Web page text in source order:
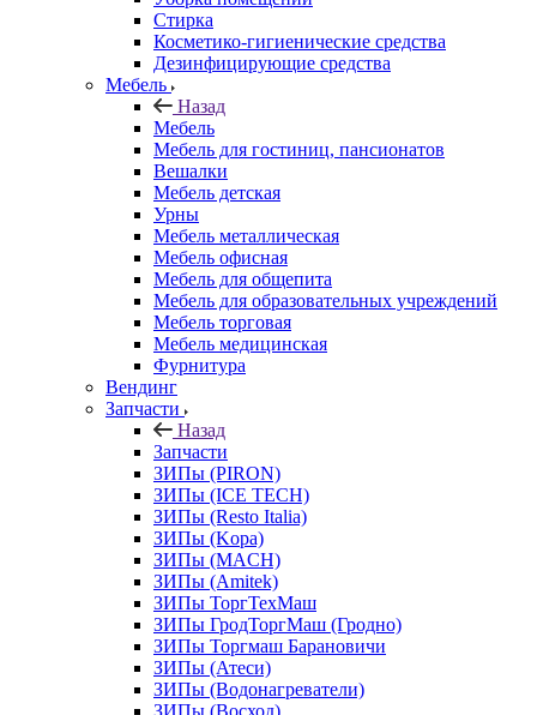
Стирка
Косметико-гигиенические средства
Дезинфицирующие средства
Мебель
Назад
Мебель
Мебель для гостиниц, пансионатов
Вешалки
Мебель детская
Урны
Мебель металлическая
Мебель офисная
Мебель для общепита
Мебель для образовательных учреждений
Мебель торговая
Мебель медицинская
Фурнитура
Вендинг
Запчасти
Назад
Запчасти
ЗИПы (PIRON)
ЗИПы (ICE TECH)
ЗИПы (Resto Italia)
ЗИПы (Kopa)
ЗИПы (MACH)
ЗИПы (Amitek)
ЗИПы ТоргТехМаш
ЗИПы ГродТоргМаш (Гродно)
ЗИПы Торгмаш Барановичи
ЗИПы (Атеси)
ЗИПы (Водонагреватели)
ЗИПы (Восход)